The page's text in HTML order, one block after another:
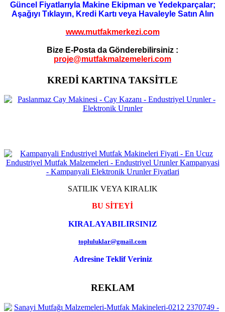
Güncel Fiyatlarıyla Makine Ekipman ve Yedekparçalar;
Aşağıyı Tıklayın, Kredi Kartı veya Havaleyle Satın Alın
www.mutfakmerkezi.com
Bize E-Posta da Gönderebilirsiniz :
proje@mutfakmalzemeleri.com
KREDİ KARTINA TAKSİTLE
SATILIK VEYA KIRALIK
BU SİTEYİ
KIRALAYABILIRSINIZ
topluluklar@gmail.com
Adresine Teklif Veriniz
REKLAM